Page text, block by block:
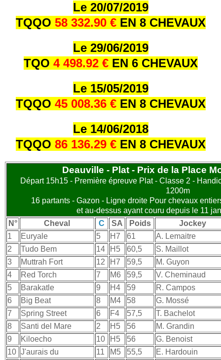
Le 20/07/2019
TQQO 58 332.90 € EN 8 CHEVAUX
Le 29/06/2019
TQO 4 498.92 € EN 6 CHEVAUX
Le 15/05/2019
TQQO 45 008.36 € EN 8 CHEVAUX
Le 14/06/2018
TQQO 86 136.29 € EN 8 CHEVAUX
Deauville - Plat - Prix de la Place
Départ 15h15 - Première épreuve Plat - Classe 2 -
1200m
16 partants - Gazon - Ligne droite Pour chevaux
et au-dessus ayant couru depuis le 11
N°
Cheval C SA Poids
Jockey
1
Euryale 5 H7 61
A. Lemaitre
2
Tudo Bem 14 H5 60,5
S. Maillot
3
Muttrah Fort 12 H7 59,5
M. Guyon
4
Red Torch 7 M6 59,5
V. Cheminaud
5
Barakatle 9 H4 59
R. Campos
6
Big Beat 8 M4 58
G. Mossé
7
Spring Street 6 F4 57,5
T. Bachelot
8
Santi del Mare 2 H5 56
M. Grandin
9
Kiloecho 10 H5 56
G. Benoist
10 J'aurais du 11 M5 55,5
E. Hardouin